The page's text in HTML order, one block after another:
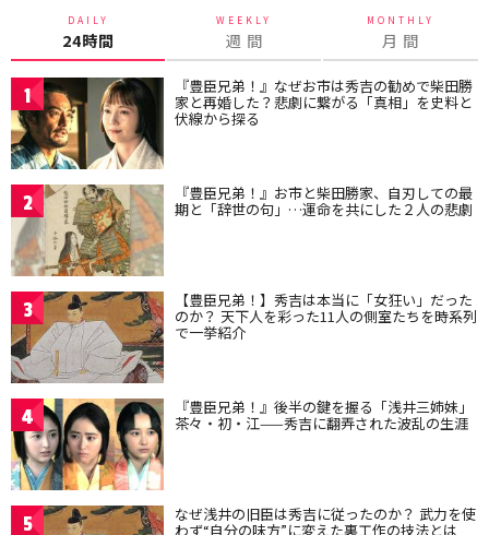
DAILY
24時間
WEEKLY
週 間
MONTHLY
月 間
1 『豊臣兄弟！』なぜお市は秀吉の勧めで柴田勝
家と再婚した？悲劇に繋がる「真相」を史料と
伏線から探る
2 『豊臣兄弟！』お市と柴田勝家、自刃しての最
期と「辞世の句」…運命を共にした２人の悲劇
3 【豊臣兄弟！】秀吉は本当に「女狂い」だった
のか？ 天下人を彩った11人の側室たちを時系列
で一挙紹介
4 『豊臣兄弟！』後半の鍵を握る「浅井三姉妹」
茶々・初・江——秀吉に翻弄された波乱の生涯
5 なぜ浅井の旧臣は秀吉に従ったのか？ 武力を使
わず“自分の味方”に変えた裏工作の技法とは